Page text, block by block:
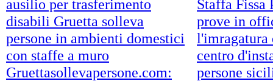
ausilio per trasferimento
disabili Gruetta solleva
persone in ambienti domestici
con staffe a muro
Gruettasollevapersone.com:
Staffa Fissa
prove in
l'imragatura
centro
persone